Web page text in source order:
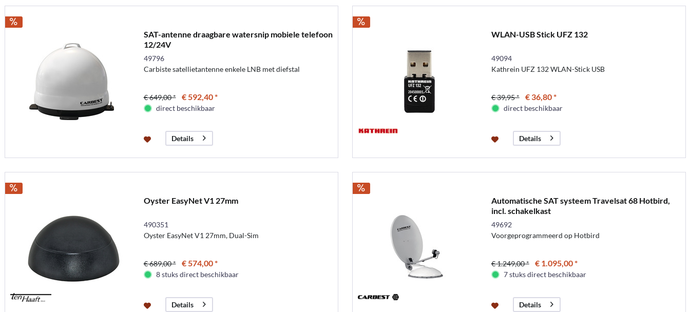
SAT-antenne draagbare watersnip mobiele telefoon
12/24V
49796
Carbiste satellietantenne enkele LNB met diefstal
€ 649,00 * € 592,40 *
direct beschikbaar
Details
WLAN-USB Stick UFZ 132
49094
Kathrein UFZ 132 WLAN-Stick USB
€ 39,95 * € 36,80 *
direct beschikbaar
Details
Oyster EasyNet V1 27mm
490351
Oyster EasyNet V1 27mm, Dual-Sim
€ 689,00 * € 574,00 *
8 stuks direct beschikbaar
Details
Automatische SAT systeem Travelsat 68 Hotbird,
incl. schakelkast
49692
Voorgeprogrammeerd op Hotbird
€ 1.249,00 * € 1.095,00 *
7 stuks direct beschikbaar
Details